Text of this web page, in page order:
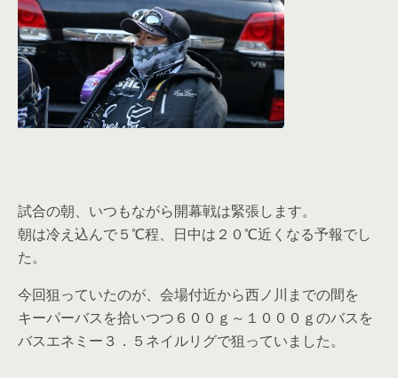
試合の朝、いつもながら開幕戦は緊張します。
朝は冷え込んで５℃程、日中は２０℃近くなる予報でし
た。
今回狙っていたのが、会場付近から西ノ川までの間を
キーパーバスを拾いつつ６００ｇ～１０００ｇのバスを
バスエネミー３．５ネイルリグで狙っていました。